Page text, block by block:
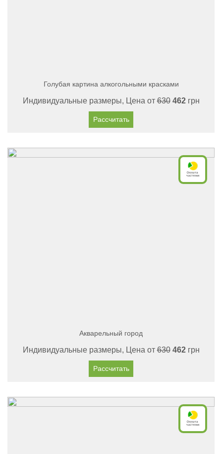
Голубая картина алкогольными красками
Индивидуальные размеры, Цена от630 462грн
Рассчитать
Акварельный город
Индивидуальные размеры, Цена от630 462грн
Рассчитать